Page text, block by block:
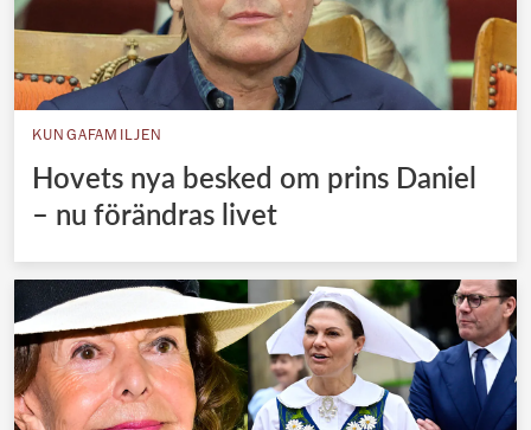
KUNGAFAMILJEN
Hovets nya besked om prins Daniel
– nu förändras livet